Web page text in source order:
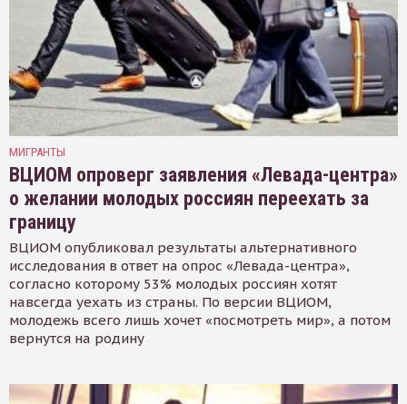
МИГРАНТЫ
ВЦИОМ опроверг заявления «Левада-центра»
о желании молодых россиян переехать за
границу
ВЦИОМ опубликовал результаты альтернативного
исследования в ответ на опрос «Левада-центра»,
согласно которому 53% молодых россиян хотят
навсегда уехать из страны. По версии ВЦИОМ,
молодежь всего лишь хочет «посмотреть мир», а потом
вернутся на родину